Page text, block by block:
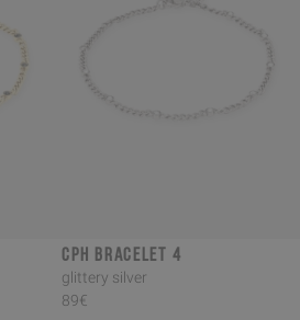
CPH BRACELET 4
glittery silver
89€